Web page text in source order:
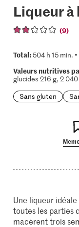
Liqueur à
(9)
Total:504 h 15 min. •
Valeurs nutritives
glucides 216 g, 2
Sans gluten
Une liqueur idéale
toutes les parties
macèrent trois